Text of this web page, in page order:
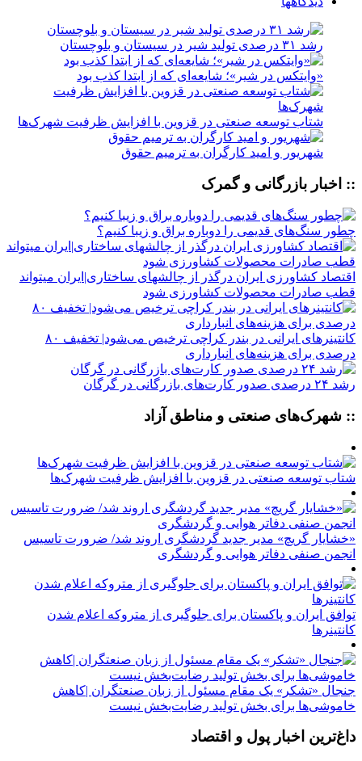
رشد ۳۱ درصدی تولید شیر در سیستان و بلوچستان
«وایتکس در شیر»؛ شایعه‌ای که از ابتدا کذب بود
شتاب توسعه صنعتی در قزوین با افزایش ظرفیت شهرک‌ها
شهریور و امید کارگران به ترمیم حقوق
:: اخبار بازرگانی و گمرک
چطور سنگ‌های قدیمی را دوباره براق و زیبا کنیم؟
اقتصاد کشاورزی ایران درگذر از چالشهای ساختاری|ایران میتواند
قطب صادرات محصولات کشاورزی شود
کانتینرهای ایرانی در بندر کراچی ترخیص می‌شود| تخفیف ۸۰
درصدی برای هزینه‌های انبارداری
رشد ۲۴ درصدی صدور کارت‌های بازرگانی در گرگان
:: شهرک‌های صنعتی و مناطق آزاد
شتاب توسعه صنعتی در قزوین با افزایش ظرفیت شهرک‌ها
«خشایار گریچ» مدیر جدید گردشگری اروند شد/ ضرورت تاسیس
انجمن صنفی دفاتر هوایی و گردشگری
توافق ایران و پاکستان برای جلوگیری از متروکه اعلام شدن
کانتینرها
جنجال «تشکر» یک مقام مسئول از زبان صنعتگران |کاهش
خاموشی‌ها برای بخش تولید رضایت‌بخش نیست
داغ‌ترین اخبار پول و اقتصاد